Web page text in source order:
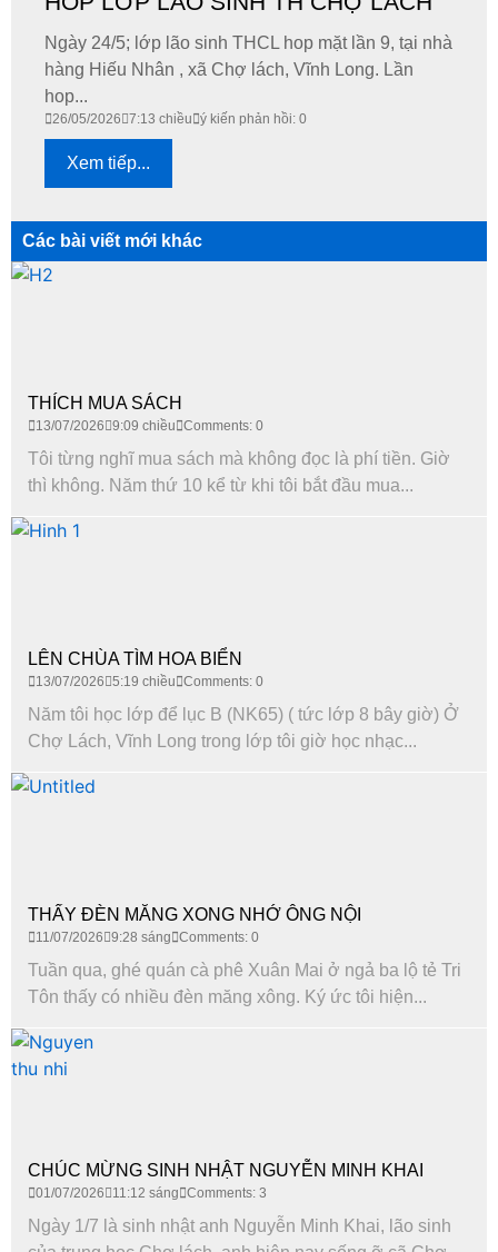
Ngày 24/5; lớp lão sinh THCL hop mặt lần 9, tại nhà
hàng Hiếu Nhân , xã Chợ lách, Vĩnh Long. Lần
hop...
26/05/2026 7:13 chiều ý kiến phản hồi: 0
Xem tiếp...
Các bài viết mới khác
THÍCH MUA SÁCH
13/07/2026 9:09 chiều Comments: 0
Tôi từng nghĩ mua sách mà không đọc là phí tiền. Giờ
thì không. Năm thứ 10 kể từ khi tôi bắt đầu mua...
LÊN CHÙA TÌM HOA BIỂN
13/07/2026 5:19 chiều Comments: 0
Năm tôi học lớp để lục B (NK65) ( tức lớp 8 bây giờ) Ở
Chợ Lách, Vĩnh Long trong lớp tôi giờ học nhạc...
THẤY ĐÈN MĂNG XONG NHỚ ÔNG NỘI
11/07/2026 9:28 sáng Comments: 0
Tuần qua, ghé quán cà phê Xuân Mai ở ngả ba lộ tẻ Tri
Tôn thấy có nhiều đèn măng xông. Ký ức tôi hiện...
CHÚC MỪNG SINH NHẬT NGUYỄN MINH KHAI
01/07/2026 11:12 sáng Comments: 3
Ngày 1/7 là sinh nhật anh Nguyễn Minh Khai, lão sinh